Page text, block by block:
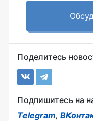
Поделитесь
Подпишитесь на
Telegram,